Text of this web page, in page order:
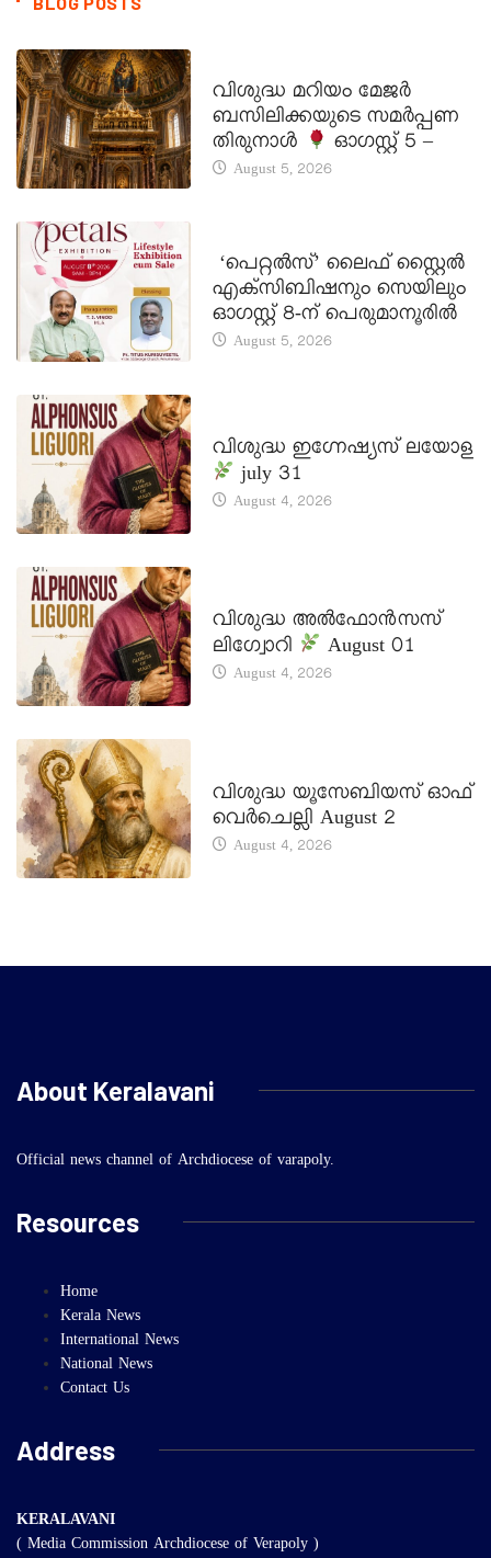
വിശുദ്ധ മറിയം മേജർ
ബസിലിക്കയുടെ സമർപ്പണ
തിരുനാൾ
ഓഗസ്റ്റ് 5 –
August 5, 2026
‘പെറ്റൽസ്’ ലൈഫ് സ്റ്റൈൽ
എക്സിബിഷനും സെയിലും
ഓഗസ്റ്റ് 8-ന് പെരുമാനൂരിൽ
August 5, 2026
വിശുദ്ധ ഇഗ്നേഷ്യസ് ലയോള
july 31
August 4, 2026
വിശുദ്ധ അൽഫോൻസസ്
ലിഗ്വോറി
August 01
August 4, 2026
വിശുദ്ധ യൂസേബിയസ് ഓഫ്
വെർചെല്ലി August 2
August 4, 2026
About Keralavani
Official news channel of Archdiocese of varapoly.
Resources
Home
Kerala News
International News
National News
Contact Us
Address
KERALAVANI
( Media Commission Archdiocese of Verapoly )